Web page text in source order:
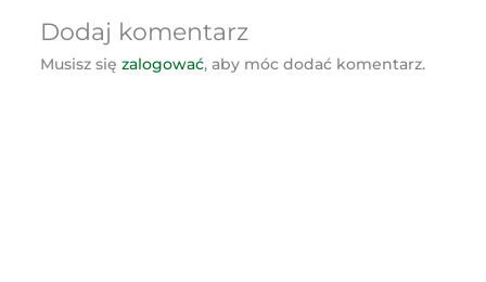
Dodaj komentarz
Musisz się zalogować, aby móc dodać komentarz.